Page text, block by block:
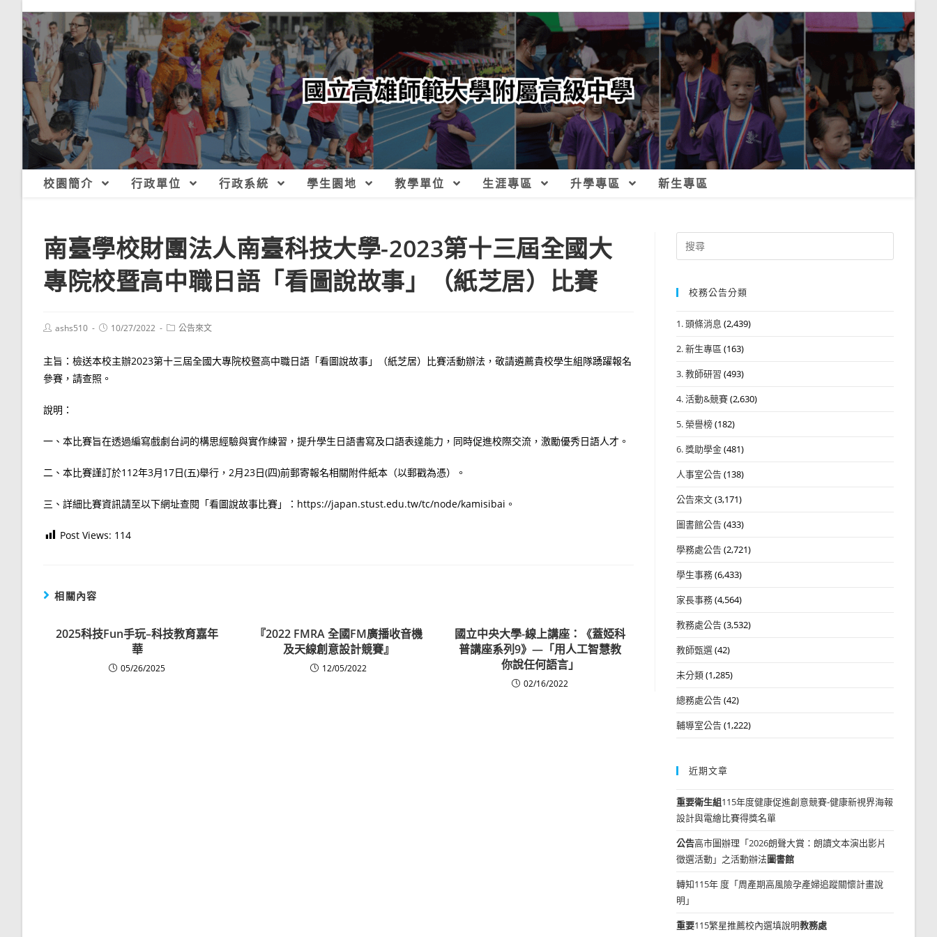
校園簡介 行政單位 行政系統 學生園地 教學單位 生涯專區 升學專區 新生專區
南臺學校財團法人南臺科技大學-2023第十三屆全國大
專院校暨高中職日語「看圖說故事」（紙芝居）比賽
Postashs510
Post10/27/2022
Post公告來文
主旨：檢送本校主辦2023第十三屆全國大專院校暨高中職日語「看圖說故事」（紙芝居）比賽活動辦法，敬請遴薦貴校學生組隊踴躍報名
參賽，請查照。
說明：
一、本比賽旨在透過編寫戲劇台詞的構思經驗與實作練習，提升學生日語書寫及口語表達能力，同時促進校際交流，激勵優秀日語人才。
二、本比賽謹訂於112年3月17日(五)舉行，2月23日(四)前郵寄報名相關附件紙本（以郵戳為憑）。
三、詳細比賽資訊請至以下網址查閱「看圖說故事比賽」：https://japan.stust.edu.tw/tc/node/kamisibai。
Post Views: 114
相關內容
2025科技Fun手玩–科技教育嘉年
華
05/26/2025
『2022 FMRA 全國FM廣播收音機
及天線創意設計競賽』
12/05/2022
國立中央大學-線上講座：《蓋婭科
普講座系列9》—「用人工智慧教
你說任何語言」
02/16/2022
Search
for:
校務公告分類
1. 頭條消息 (2,439)
2. 新生專區 (163)
3. 教師研習 (493)
4. 活動&競賽(2,630)
5. 榮譽榜(182)
6. 獎助學金(481)
人事室公告(138)
公告來文(3,171)
圖書館公告(433)
學務處公告(2,721)
學生事務(6,433)
家長事務(4,564)
教務處公告(3,532)
教師甄選(42)
未分類(1,285)
總務處公告(42)
輔導室公告(1,222)
近期文章
重要衛生組115年度健康促進創意競賽-健康新視界海報
設計與電繪比賽得獎名單
公告高市圖辦理「2026朗聲大賞：朗讀文本演出影片
徵選活動」之活動辦法圖書館
轉知115年 度「周產期高風險孕產婦追蹤關懷計畫說
明」
重要115繁星推薦校內選填說明教務處